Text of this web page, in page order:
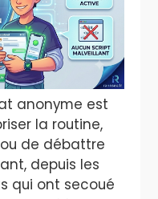
anonyme est
la routine,
de débattre
depuis les
qui ont secoué